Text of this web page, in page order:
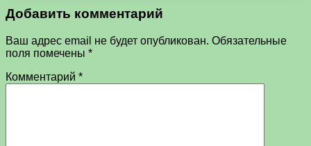
Добавить комментарий
Ваш адрес email не будет опубликован. Обязательные
поля помечены *
Комментарий *